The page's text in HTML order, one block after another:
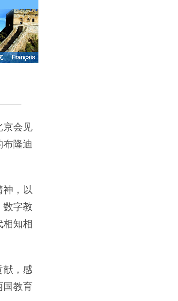
京会见
隆迪
，以
数字教
知相
献，感
国教育